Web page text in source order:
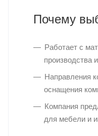
Почему
Работает с
производства
Направления
оснащения
Компания
для мебели и